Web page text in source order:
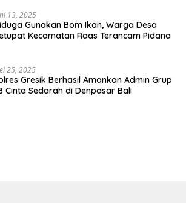
13, 2025
Gunakan Bom Ikan, Warga Desa
Kecamatan Raas Terancam Pidana
25, 2025
Gresik Berhasil Amankan Admin Grup
Cinta Sedarah di Denpasar Bali